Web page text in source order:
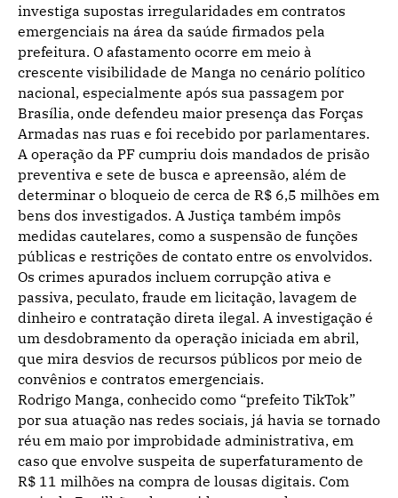
investiga supostas irregularidades em contratos
emergenciais na área da saúde firmados pela
prefeitura. O afastamento ocorre em meio à
crescente visibilidade de Manga no cenário político
nacional, especialmente após sua passagem por
Brasília, onde defendeu maior presença das Forças
Armadas nas ruas e foi recebido por parlamentares.
A operação da PF cumpriu dois mandados de prisão
preventiva e sete de busca e apreensão, além de
determinar o bloqueio de cerca de R$ 6,5 milhões em
bens dos investigados. A Justiça também impôs
medidas cautelares, como a suspensão de funções
públicas e restrições de contato entre os envolvidos.
Os crimes apurados incluem corrupção ativa e
passiva, peculato, fraude em licitação, lavagem de
dinheiro e contratação direta ilegal. A investigação é
um desdobramento da operação iniciada em abril,
que mira desvios de recursos públicos por meio de
convênios e contratos emergenciais.
Rodrigo Manga, conhecido como “prefeito TikTok”
por sua atuação nas redes sociais, já havia se tornado
réu em maio por improbidade administrativa, em
caso que envolve suspeita de superfaturamento de
R$ 11 milhões na compra de lousas digitais. Com